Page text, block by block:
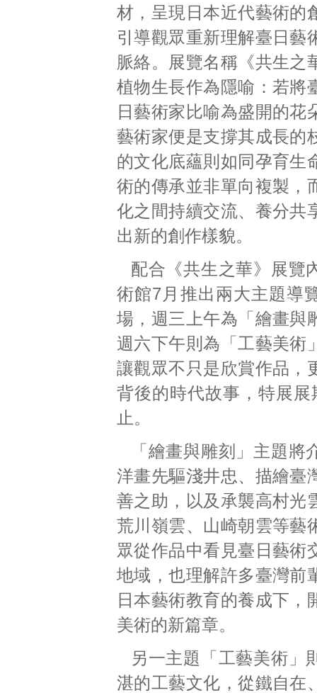
材，呈現日本近代藝術的
引導觀眾重新理解臺日藝
脈絡。展覽名稱《共生之
植物生長作為隱喻：若將
日藝術家比喻為盛開的花
藝術家便是支撐其成長的
的文化底蘊則如同孕育生
術的傳承並非單向複製，
化之間持續交流、養分共
出新的創作樣貌。
配合《共生之華》展覽
術館7月推出兩大主題導
場，週三上午為「繪畫與
週六下午則為「工藝美術
讓觀眾不只是欣賞作品，
背後的時代故事，特展展
止。
「繪畫與雕刻」主題將
洋畫先驅淺井忠、描繪臺
善之助，以及承襲高村光
荒川嶺雲、山崎朝雲等藝
眾從作品中看見臺日藝術
地域，也理解許多臺灣前
日本藝術教育的養成下，
美術的新篇章。
另一主題「工藝美術」
湛的工藝文化，從鐵自在